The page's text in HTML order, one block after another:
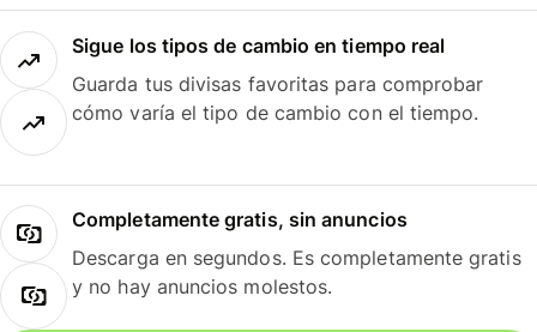
Sigue los tipos de cambio en tiempo real
Guarda tus divisas favoritas para comprobar
cómo varía el tipo de cambio con el tiempo.
Completamente gratis, sin anuncios
Descarga en segundos. Es completamente gratis
y no hay anuncios molestos.